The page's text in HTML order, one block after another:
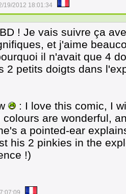
19/2012 18:01:34
! Je vais suivre ça
et j'aime
il n'avait que 4
2 petits doigts dans
: I love this comic, I
colours are wonderful,
a pointed-ear
his 2 pinkies in the
!)